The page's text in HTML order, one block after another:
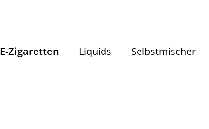
E-Zigaretten Liquids Selbstmischer